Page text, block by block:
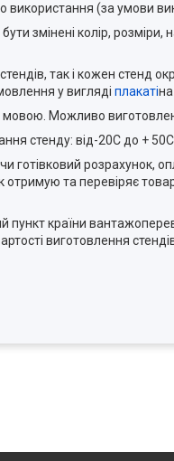
використання (за умови
змінені колір,
так і кожен стенд
у вигляді плакатіна
мовою. Можливо
стенду: від-20С до +
чи готівковий розрахунок,
отримую та перевіряє
пункт країни
виготовлення